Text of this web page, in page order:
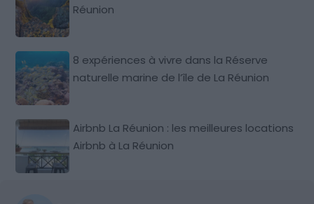
Réunion
8 expériences à vivre dans la Réserve
naturelle marine de l’île de La Réunion
Airbnb La Réunion : les meilleures locations
Airbnb à La Réunion